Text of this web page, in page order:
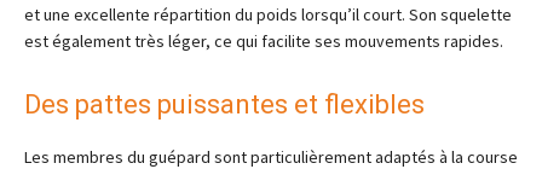
et une excellente répartition du poids lorsqu’il court. Son squelette
est également très léger, ce qui facilite ses mouvements rapides.
Des pattes puissantes et flexibles
Les membres du guépard sont particulièrement adaptés à la course